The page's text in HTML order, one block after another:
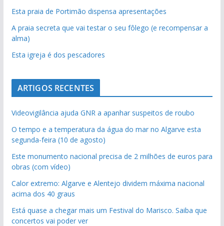
Esta praia de Portimão dispensa apresentações
A praia secreta que vai testar o seu fôlego (e recompensar a
alma)
Esta igreja é dos pescadores
ARTIGOS RECENTES
Videovigilância ajuda GNR a apanhar suspeitos de roubo
O tempo e a temperatura da água do mar no Algarve esta
segunda-feira (10 de agosto)
Este monumento nacional precisa de 2 milhões de euros para
obras (com vídeo)
Calor extremo: Algarve e Alentejo dividem máxima nacional
acima dos 40 graus
Está quase a chegar mais um Festival do Marisco. Saiba que
concertos vai poder ver